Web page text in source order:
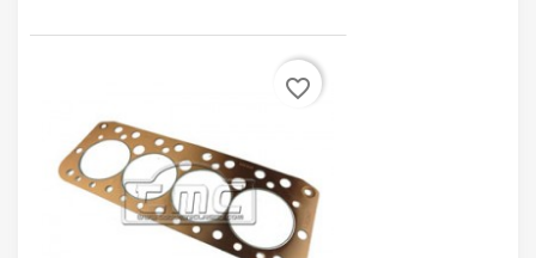
favorite_border